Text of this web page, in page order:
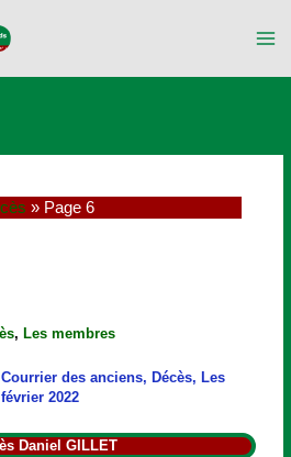
Page 6
,Les membres
Courrier des anciens, Décès, Les
2022
Daniel GILLET